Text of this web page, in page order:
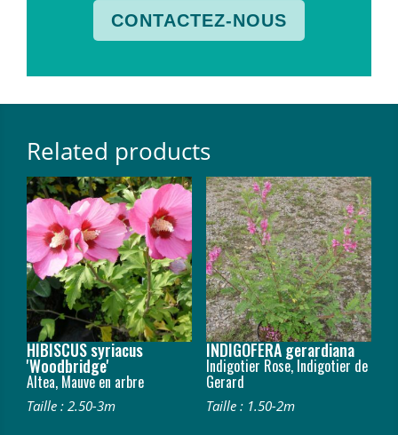
CONTACTEZ-NOUS
Related products
HIBISCUS syriacus
'Woodbridge'
Altea, Mauve en arbre
Taille : 2.50-3m
INDIGOFERA gerardiana
Indigotier Rose, Indigotier de
Gerard
Taille : 1.50-2m